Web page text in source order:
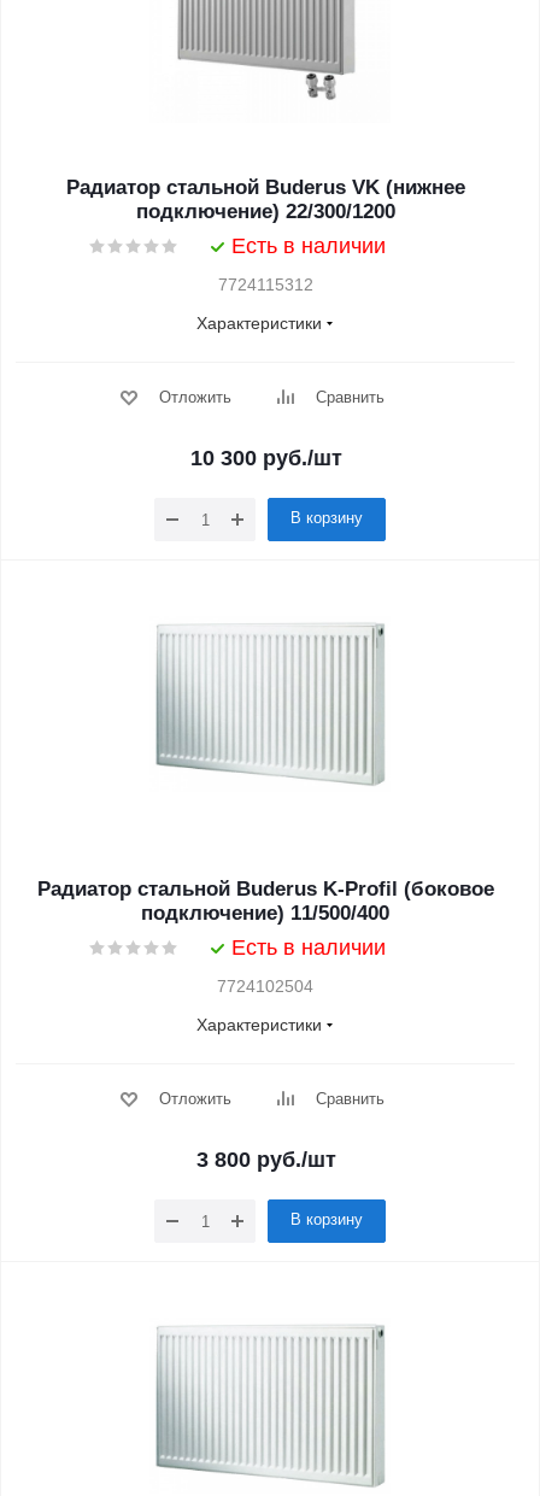
Радиатор стальной Buderus VK (нижнее
подключение) 22/300/1200
Есть в наличии
7724115312
Характеристики
Отложить Сравнить
10 300руб./шт
В корзину
Радиатор стальной Buderus K-Profil (боковое
подключение) 11/500/400
Есть в наличии
7724102504
Характеристики
Отложить Сравнить
3 800руб./шт
В корзину